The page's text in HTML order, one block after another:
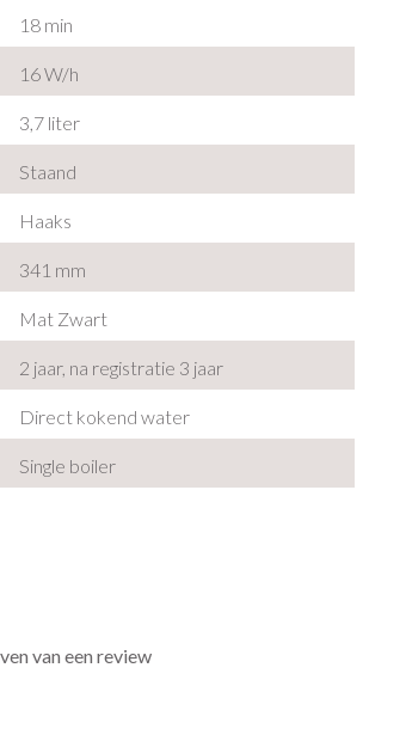
18 min
16 W/h
3,7 liter
Staand
Haaks
341 mm
Mat Zwart
2 jaar, na registratie 3 jaar
Direct kokend water
Single boiler
van een review